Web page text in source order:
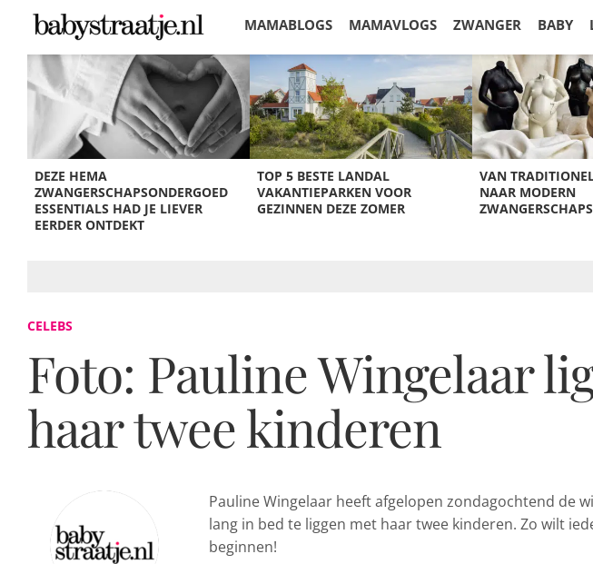
MAMABLOGS MAMAVLOGS ZWANGER BABY
KORTINGEN
DEZE HEMA
ZWANGERSCHAPSONDERGOED
ESSENTIALS HAD JE LIEVER
EERDER ONTDEKT
TOP 5 BESTE LANDAL
VAKANTIEPARKEN VOOR
GEZINNEN DEZE ZOMER
VAN
NAAR MODERN
CELEBS
Foto: Pauline Wingelaar
haar twee kinderen
Pauline Wingelaar heeft afgelopen zondagochtend de
lang in bed te liggen met haar twee kinderen. Zo wilt
beginnen!